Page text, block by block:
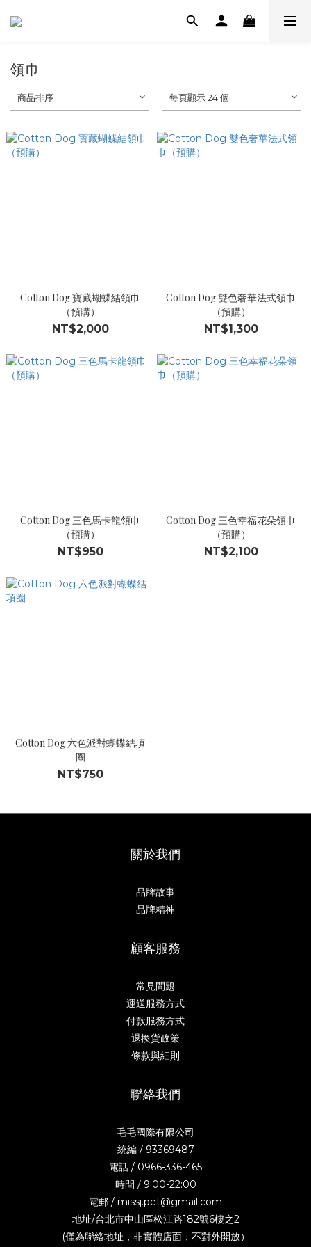
領巾
商品排序 每頁顯示 24 個
Cotton Dog 寶藏蝴蝶結領巾
（預購）
NT$2,000
Cotton Dog 雙色奢華法式領巾
（預購）
NT$1,300
Cotton Dog 三色馬卡龍領巾
（預購）
NT$950
Cotton Dog 三色幸福花朵領巾
（預購）
NT$2,100
Cotton Dog 六色派對蝴蝶結項
圈
NT$750
關於我們
品牌故事
品牌精神
顧客服務
常見問題
運送服務方式
付款服務方式
退換貨政策
條款與細則
聯絡我們
毛毛國際有限公司
統編 / 93369487
電話 / 0966-336-465
時間 / 9:00-22:00
電郵 / missj.pet@gmail.com
地址/台北市中山區松江路182號6樓之2
(僅為聯絡地址，非實體店面，不對外開放）